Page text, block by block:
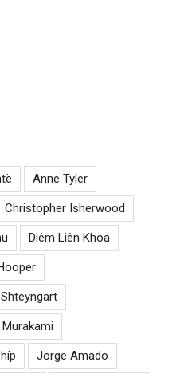
Anne Tyler
Christopher Isherwood
Diêm Liên Khoa
Murakami
Jorge Amado